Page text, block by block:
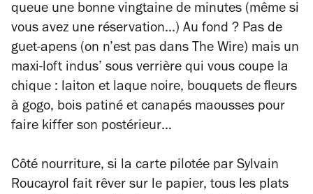
queue une bonne vingtaine de minutes (même si
vous avez une réservation…) Au fond ? Pas de
guet-apens (on n’est pas dans The Wire) mais un
maxi-loft indus’ sous verrière qui vous coupe la
chique : laiton et laque noire, bouquets de fleurs
à gogo, bois patiné et canapés maousses pour
faire kiffer son postérieur…
Côté nourriture, si la carte pilotée par Sylvain
Roucayrol fait rêver sur le papier, tous les plats